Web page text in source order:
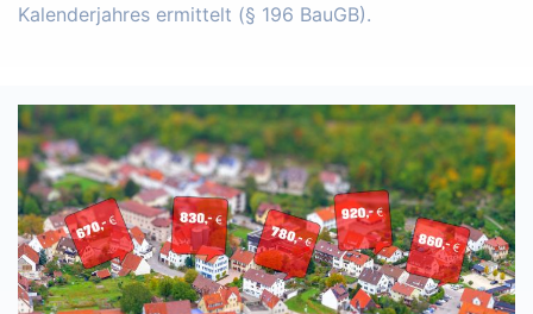
Kalenderjahres ermittelt (§ 196 BauGB).